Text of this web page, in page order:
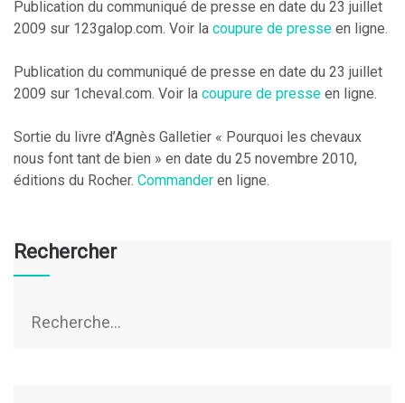
Publication du communiqué de presse en date du 23 juillet
2009 sur 123galop.com. Voir la coupure de presse en ligne.
Publication du communiqué de presse en date du 23 juillet
2009 sur 1cheval.com. Voir la coupure de presse en ligne.
Sortie du livre d’Agnès Galletier « Pourquoi les chevaux
nous font tant de bien » en date du 25 novembre 2010,
éditions du Rocher. Commander en ligne.
Rechercher